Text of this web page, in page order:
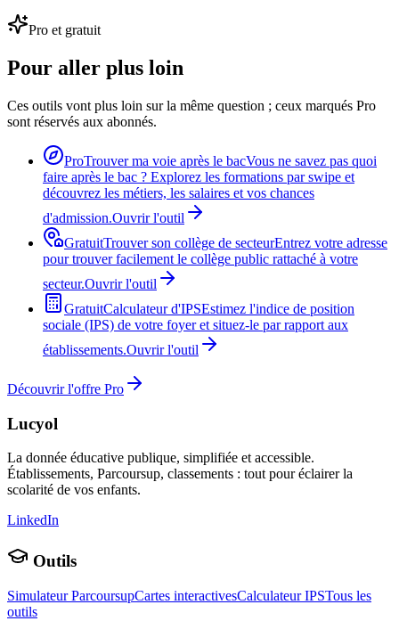
Pro et gratuit
Pour aller plus loin
Ces outils vont plus loin sur la même question ; ceux marqués Pro
sont réservés aux abonnés.
ProTrouver ma voie après le bacVous ne savez pas quoi
faire après le bac ? Explorez les formations par swipe et
découvrez les métiers, les salaires et vos chances
d'admission.Ouvrir l'outil
GratuitTrouver son collège de secteurEntrez votre adresse
pour trouver facilement le collège public rattaché à votre
secteur.Ouvrir l'outil
GratuitCalculateur d'IPSEstimez l'indice de position
sociale (IPS) de votre foyer et situez-le par rapport aux
établissements.Ouvrir l'outil
Découvrir l'offre Pro
Lucyol
La donnée éducative publique, simplifiée et accessible.
Établissements, Parcoursup, classements : tout pour éclairer la
scolarité de vos enfants.
LinkedIn
Outils
Simulateur ParcoursupCartes interactivesCalculateur IPSTous les
outils